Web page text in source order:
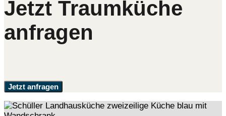
Jetzt Traumküche
anfragen
Jetzt anfragen